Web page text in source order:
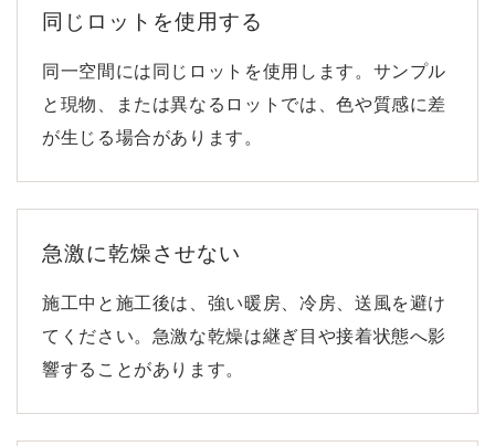
同じロットを使用する
同一空間には同じロットを使用します。サンプル
と現物、または異なるロットでは、色や質感に差
が生じる場合があります。
急激に乾燥させない
施工中と施工後は、強い暖房、冷房、送風を避け
てください。急激な乾燥は継ぎ目や接着状態へ影
響することがあります。